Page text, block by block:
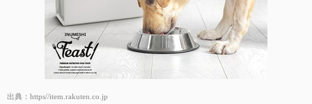
出典： https//item.rakuten.co.jp